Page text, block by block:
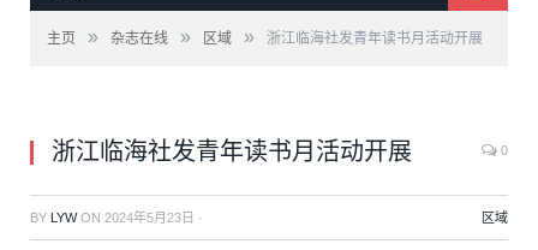
主页 » 杂志在线 » 区域 » 浙江临海社发青年读书月活动开展
浙江临海社发青年读书月活动开展 0
BY LYWON 2024年5月23日 · 区域